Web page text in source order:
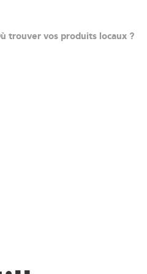
trouver vos produits locaux ?